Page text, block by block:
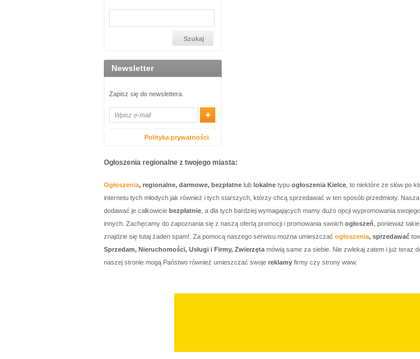
Newsletter
Zapisz się do newslettera.
Polityka prywatności
Ogłoszenia regionalne z twojego miasta:
Ogłoszenia, regionalne, darmowe, bezpłatne lub lokalne typu ogłoszenia Kielce , to niektóre ze słów po
internetu tych młodych jak również i tych starszych, którzy chcą sprzedawać w ten sposób przedmioty.
dodawać je całkowicie bezpłatnie , a dla tych bardziej wymagających mamy dużo opcji wypromowania
innych. Zachęcamy do zapoznania się z naszą ofertą promocji i promowania swoich ogłoszeń , ponieważ
znajdzie się tutaj żaden spam!. Za pomocą naszego serwisu można umieszczać ogłoszenia, sprzedawać
Sprzedam, Nieruchomości, Usługi i Firmy, Zwierzęta mówią same za siebie. Nie zwlekaj zatem i już teraz
naszej stronie mogą Państwo również umieszczać swoje reklamy firmy czy strony www.